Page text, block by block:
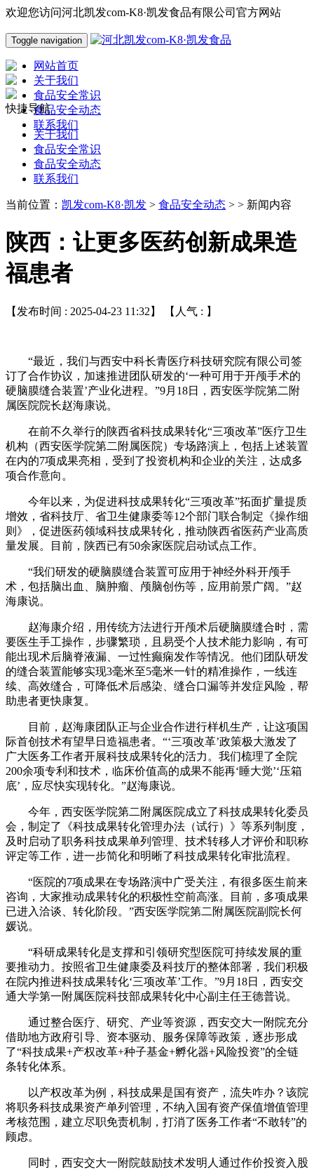
欢迎您访问河北凯发com-K8·凯发食品有限公司官方网站
Toggle navigation
网站首页
关于我们
食品安全常识
食品安全动态
联系我们
快捷导航
关于我们
食品安全常识
食品安全动态
联系我们
当前位置： 凯发com-K8·凯发 > 食品安全动态 > > 新闻内容
陕西：让更多医药创新成果造
福患者
【发布时间 : 2025-04-23 11:32】 【人气 : 】
“最近，我们与西安中科长青医疗科技研究院有限公司签
订了合作协议，加速推进团队研发的‘一种可用于开颅手术的
硬脑膜缝合装置’产业化进程。”9月18日，西安医学院第二附
属医院院长赵海康说。
在前不久举行的陕西省科技成果转化“三项改革”医疗卫生
机构（西安医学院第二附属医院）专场路演上，包括上述装置
在内的7项成果亮相，受到了投资机构和企业的关注，达成多
项合作意向。
今年以来，为促进科技成果转化“三项改革”拓面扩量提质
增效，省科技厅、省卫生健康委等12个部门联合制定《操作细
则》，促进医药领域科技成果转化，推动陕西省医药产业高质
量发展。目前，陕西已有50余家医院启动试点工作。
“我们研发的硬脑膜缝合装置可应用于神经外科开颅手
术，包括脑出血、脑肿瘤、颅脑创伤等，应用前景广阔。”赵
海康说。
赵海康介绍，用传统方法进行开颅术后硬脑膜缝合时，需
要医生手工操作，步骤繁琐，且易受个人技术能力影响，有可
能出现术后脑脊液漏、一过性癫痫发作等情况。他们团队研发
的缝合装置能够实现3毫米至5毫米一针的精准操作，一线连
续、高效缝合，可降低术后感染、缝合口漏等并发症风险，帮
助患者更快康复。
目前，赵海康团队正与企业合作进行样机生产，让这项国
际首创技术有望早日造福患者。“‘三项改革’政策极大激发了
广大医务工作者开展科技成果转化的活力。我们梳理了全院
200余项专利和技术，临床价值高的成果不能再‘睡大觉’‘压箱
底’，应尽快实现转化。”赵海康说。
今年，西安医学院第二附属医院成立了科技成果转化委员
会，制定了《科技成果转化管理办法（试行）》等系列制度，
及时启动了职务科技成果单列管理、技术转移人才评价和职称
评定等工作，进一步简化和明晰了科技成果转化审批流程。
“医院的7项成果在专场路演中广受关注，有很多医生前来
咨询，大家推动成果转化的积极性空前高涨。目前，多项成果
已进入洽谈、转化阶段。”西安医学院第二附属医院副院长何
媛说。
“科研成果转化是支撑和引领研究型医院可持续发展的重
要推动力。按照省卫生健康委及科技厅的整体部署，我们积极
在院内推进科技成果转化‘三项改革’工作。”9月18日，西安交
通大学第一附属医院科技部成果转化中心副主任王德普说。
通过整合医疗、研究、产业等资源，西安交大一附院充分
借助地方政府引导、资本驱动、服务保障等政策，逐步形成
了“科技成果+产权改革+种子基金+孵化器+风险投资”的全链
条转化体系。
以产权改革为例，科技成果是国有资产，流失咋办？该院
将职务科技成果资产单列管理，不纳入国有资产保值增值管理
考核范围，建立尽职免责机制，打消了医务工作者“不敢转”的
顾虑。
同时，西安交大一附院鼓励技术发明人通过作价投资入股